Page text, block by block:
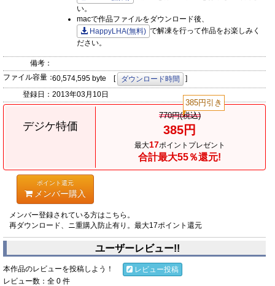
い。
macで作品ファイルをダウンロード後、
HappyLHA(無料) で解凍を行って作品をお楽しみく
ださい。
備考：
ファイル容量：60,574,595 byte [ ダウンロード時間
]
登録日： 2013年03月10日
デジケ特価
770円(税込)
385円引き
385円
最大17ポイントプレゼント
合計最大55％還元!
ポイント還元
メンバー購入
メンバー登録されている方はこちら。
再ダウンロード、ニ重購入防止有り。最大17ポイント還元
ユーザーレビュー!!
本作品のレビューを投稿しよう！
レビュー投稿
レビュー数：全 0 件